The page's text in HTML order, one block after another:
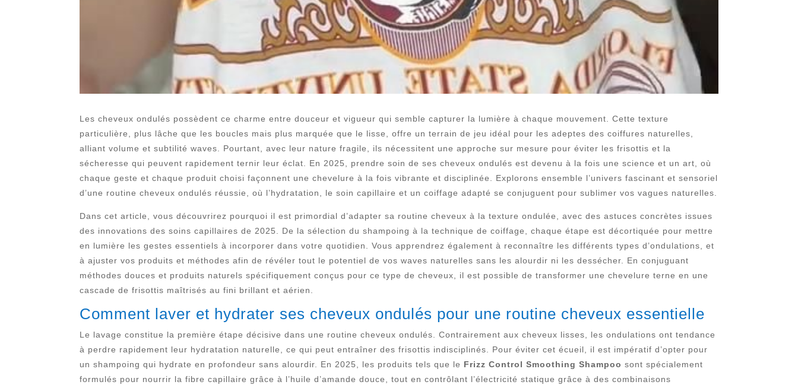
Les cheveux ondulés possèdent ce charme entre douceur et vigueur qui semble capturer la lumière à chaque mouvement. Cette texture
particulière, plus lâche que les boucles mais plus marquée que le lisse, offre un terrain de jeu idéal pour les adeptes des coiffures naturelles,
alliant volume et subtilité waves. Pourtant, avec leur nature fragile, ils nécessitent une approche sur mesure pour éviter les frisottis et la
sécheresse qui peuvent rapidement ternir leur éclat. En 2025, prendre soin de ses cheveux ondulés est devenu à la fois une science et un art, où
chaque geste et chaque produit choisi façonnent une chevelure à la fois vibrante et disciplinée. Explorons ensemble l’univers fascinant et sensoriel
d’une routine cheveux ondulés réussie, où l’hydratation, le soin capillaire et un coiffage adapté se conjuguent pour sublimer vos vagues naturelles.
Dans cet article, vous découvrirez pourquoi il est primordial d’adapter sa routine cheveux à la texture ondulée, avec des astuces concrètes issues
des innovations des soins capillaires de 2025. De la sélection du shampoing à la technique de coiffage, chaque étape est décortiquée pour mettre
en lumière les gestes essentiels à incorporer dans votre quotidien. Vous apprendrez également à reconnaître les différents types d’ondulations, et
à ajuster vos produits et méthodes afin de révéler tout le potentiel de vos waves naturelles sans les alourdir ni les dessécher. En conjuguant
méthodes douces et produits naturels spécifiquement conçus pour ce type de cheveux, il est possible de transformer une chevelure terne en une
cascade de frisottis maîtrisés au fini brillant et aérien.
Comment laver et hydrater ses cheveux ondulés pour une routine cheveux essentielle
Le lavage constitue la première étape décisive dans une routine cheveux ondulés. Contrairement aux cheveux lisses, les ondulations ont tendance
à perdre rapidement leur hydratation naturelle, ce qui peut entraîner des frisottis indisciplinés. Pour éviter cet écueil, il est impératif d’opter pour
un shampoing qui hydrate en profondeur sans alourdir. En 2025, les produits tels que le Frizz Control Smoothing Shampoo sont spécialement
formulés pour nourrir la fibre capillaire grâce à l’huile d’amande douce, tout en contrôlant l’électricité statique grâce à des combinaisons